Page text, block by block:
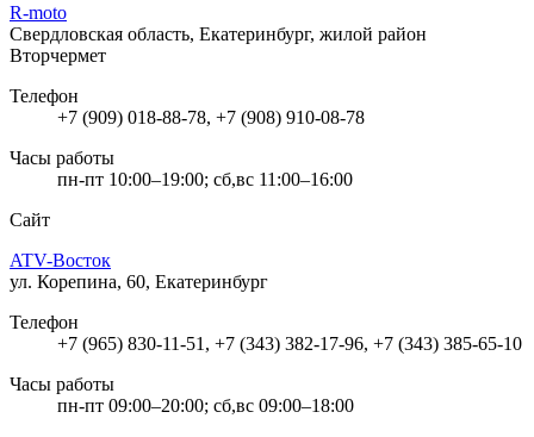
R-moto
Свердловская область, Екатеринбург, жилой район
Вторчермет
Телефон
+7 (909) 018-88-78, +7 (908) 910-08-78
Часы работы
пн-пт 10:00–19:00; сб,вс 11:00–16:00
Сайт
ATV-Восток
ул. Корепина, 60, Екатеринбург
Телефон
+7 (965) 830-11-51, +7 (343) 382-17-96, +7 (343) 385-65-10
Часы работы
пн-пт 09:00–20:00; сб,вс 09:00–18:00